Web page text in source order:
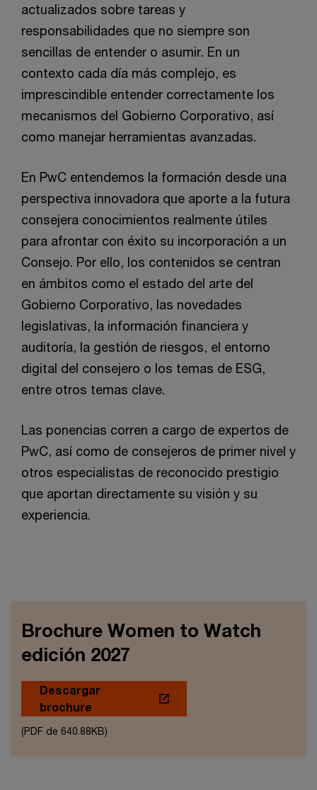
actualizados sobre tareas y
responsabilidades que no siempre son
sencillas de entender o asumir. En un
contexto cada día más complejo, es
imprescindible entender correctamente los
mecanismos del Gobierno Corporativo, así
como manejar herramientas avanzadas.
En PwC entendemos la formación desde una
perspectiva innovadora que aporte a la futura
consejera conocimientos realmente útiles
para afrontar con éxito su incorporación a un
Consejo. Por ello, los contenidos se centran
en ámbitos como el estado del arte del
Gobierno Corporativo, las novedades
legislativas, la información financiera y
auditoría, la gestión de riesgos, el entorno
digital del consejero o los temas de ESG,
entre otros temas clave.
Las ponencias corren a cargo de expertos de
PwC, así como de consejeros de primer nivel y
otros especialistas de reconocido prestigio
que aportan directamente su visión y su
experiencia.
Brochure Women to Watch
edición 2027
Descargar
brochure
(PDF de 640.88KB)